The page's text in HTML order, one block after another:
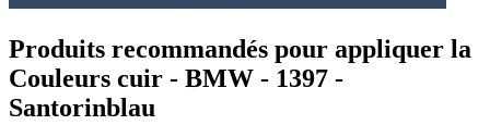
Produits recommandés pour appliquer la
Couleurs cuir - BMW - 1397 -
Santorinblau